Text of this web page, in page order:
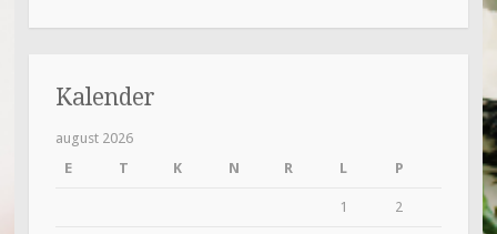
Kalender
august 2026
E
T K N R L P
1 2